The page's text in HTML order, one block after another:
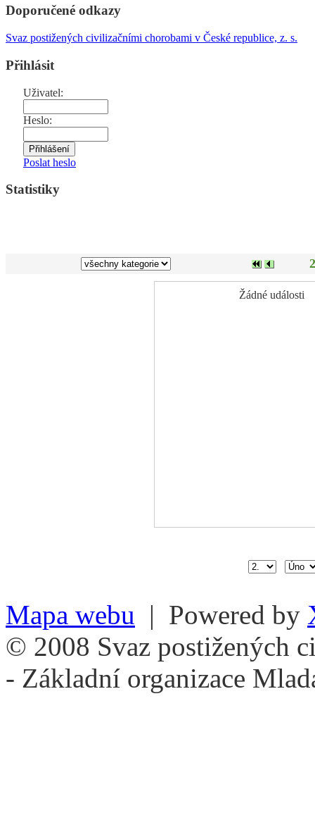
Doporučené odkazy
Svaz postižených civilizačními chorobami v České republice, z. s.
Přihlásit
Uživatel:
Heslo:
Poslat heslo
Statistiky
Žádné události
Mapa webu | Powered by
© 2008 Svaz postižených
- Základní organizace